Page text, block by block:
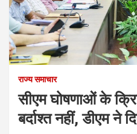
राज्य समाचार
सीएम घोषणाओं के
बर्दाश्त नहीं, डीएम ने